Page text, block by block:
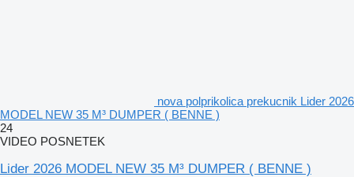
nova polprikolica prekucnik Lider 2026
MODEL NEW 35 M³ DUMPER ( BENNE )
24
VIDEO POSNETEK
Lider 2026 MODEL NEW 35 M³ DUMPER ( BENNE )